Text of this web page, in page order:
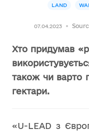
LAND
07.04.2023
Хто придумав
також чи варто
гектари.
«U-LEAD з